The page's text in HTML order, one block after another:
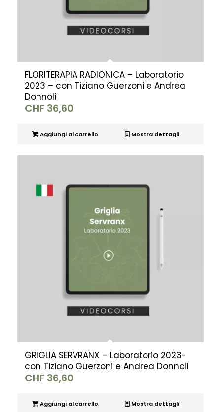
FLORITERAPIA RADIONICA – Laboratorio
2023 – con Tiziano Guerzoni e Andrea
Donnoli
CHF36,60
Aggiungi al carrello Mostra dettagli
GRIGLIA SERVRANX – Laboratorio 2023-
con Tiziano Guerzoni e Andrea Donnoli
CHF36,60
Aggiungi al carrello Mostra dettagli